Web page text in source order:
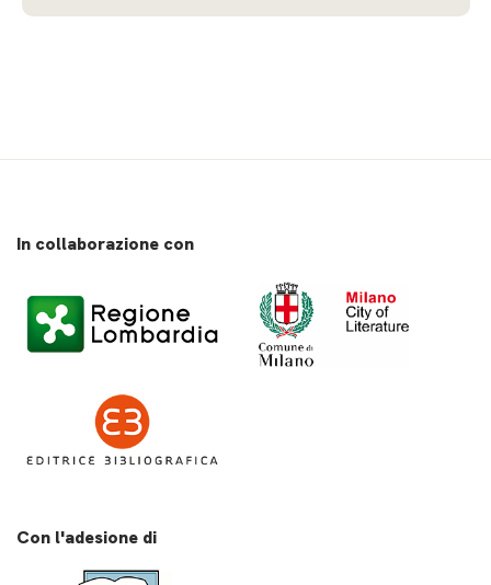
In collaborazione con
Con l'adesione di